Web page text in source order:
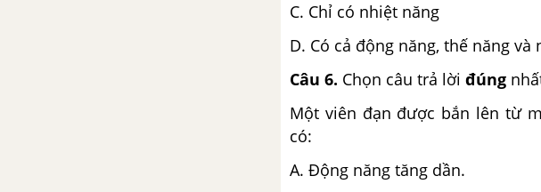
C. Chỉ có nhiệt năng
D. Có cả động năng, thế năng và
Câu 6. Chọn câu trả lời đúng
Một viên đạn được bắn lên từ
có:
A. Động năng tăng dần.